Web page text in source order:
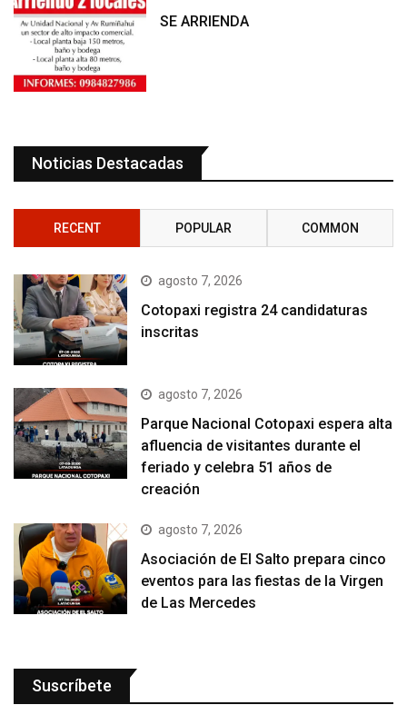
SE ARRIENDA
Noticias Destacadas
RECENT POPULAR COMMON
agosto 7, 2026
Cotopaxi registra 24 candidaturas
inscritas
agosto 7, 2026
Parque Nacional Cotopaxi espera alta
afluencia de visitantes durante el
feriado y celebra 51 años de
creación
agosto 7, 2026
Asociación de El Salto prepara cinco
eventos para las fiestas de la Virgen
de Las Mercedes
Suscríbete